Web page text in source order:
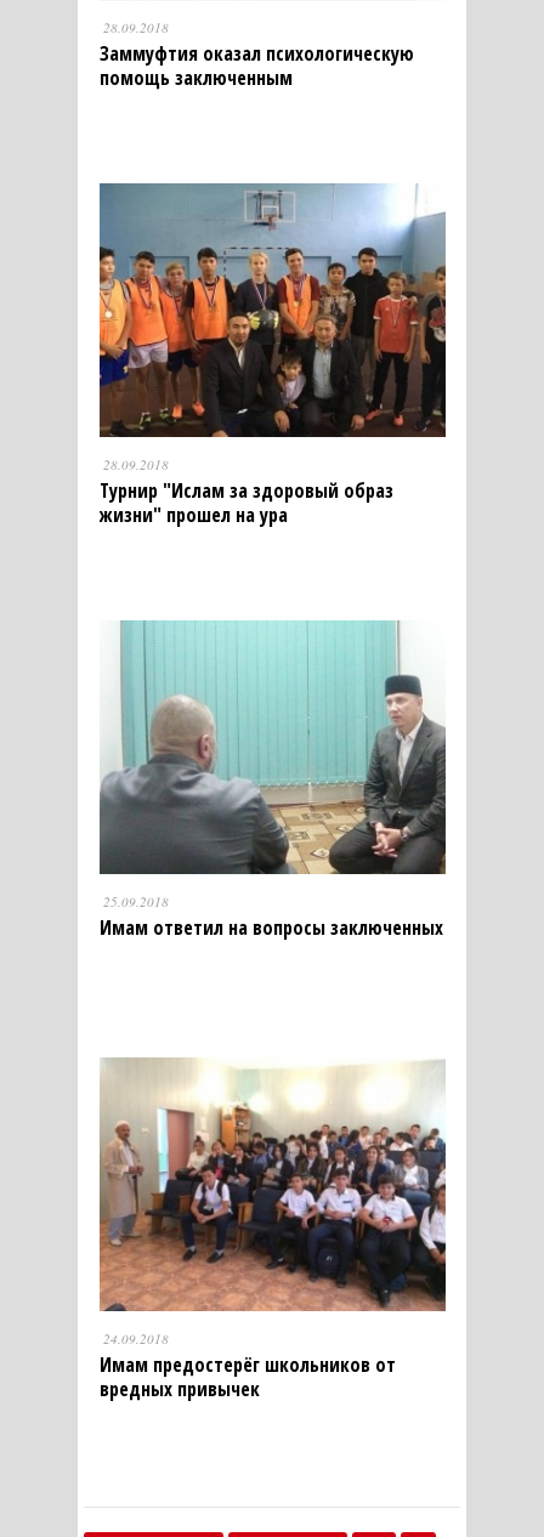
28.09.2018
Заммуфтия оказал психологическую
помощь заключенным
28.09.2018
Турнир "Ислам за здоровый образ
жизни" прошел на ура
25.09.2018
Имам ответил на вопросы заключенных
24.09.2018
Имам предостерёг школьников от
вредных привычек